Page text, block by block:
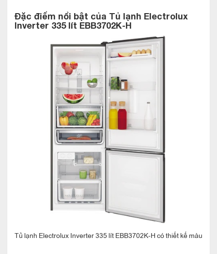
Đặc điểm nổi bật của Tủ lạnh Electrolux
Inverter 335 lít EBB3702K-H
Tủ lạnh Electrolux Inverter 335 lít EBB3702K-H có thiết kế màu